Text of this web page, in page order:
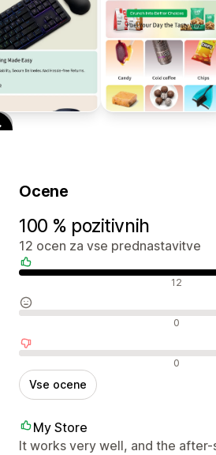
Ocene
100 % pozitivnih
12 ocen za vse prednastavitve
12
0
0
Vse ocene
My Store
It works very well, and the after-